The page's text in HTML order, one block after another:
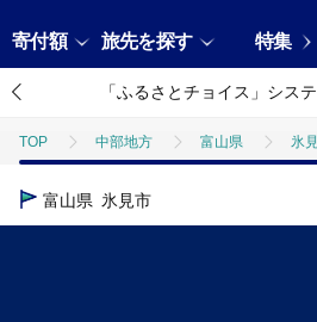
寄付額 旅先を探す 特集
「ふるさとチョイス」シス
TOP 中部地方 富山県 氷
TOP
富山県 氷見市